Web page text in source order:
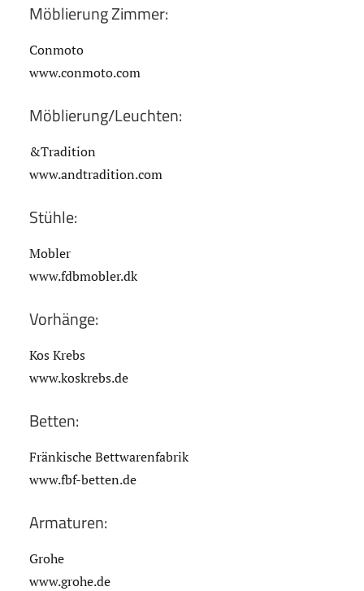
Möblierung Zimmer:
Conmoto
www.conmoto.com
Möblierung/Leuchten:
&Tradition
www.andtradition.com
Stühle:
Mobler
www.fdbmobler.dk
Vorhänge:
Kos Krebs
www.koskrebs.de
Betten:
Fränkische Bettwarenfabrik
www.fbf-betten.de
Armaturen:
Grohe
www.grohe.de